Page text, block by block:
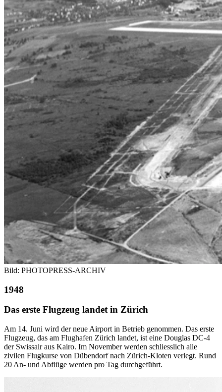
Bild: PHOTOPRESS-ARCHIV
1948
Das erste Flugzeug landet in Zürich
Am 14. Juni wird der neue Airport in Betrieb genommen. Das erste
Flugzeug, das am Flughafen Zürich landet, ist eine Douglas DC-4
der Swissair aus Kairo. Im November werden schliesslich alle
zivilen Flugkurse von Dübendorf nach Zürich-Kloten verlegt. Rund
20 An- und Abflüge werden pro Tag durchgeführt.